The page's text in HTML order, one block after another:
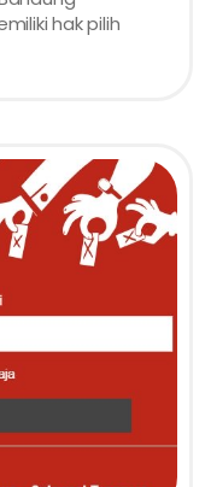
hak pilih